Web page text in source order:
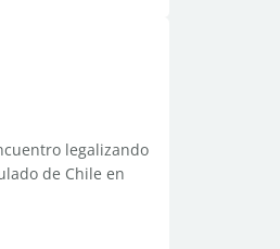
legalizando
de Chile en